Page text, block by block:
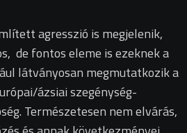
agresszió is megjelenik,
de fontos eleme is ezeknek a
látványosan megmutatkozik a
ázsiai szegénység-
Természetesen nem elvárás,